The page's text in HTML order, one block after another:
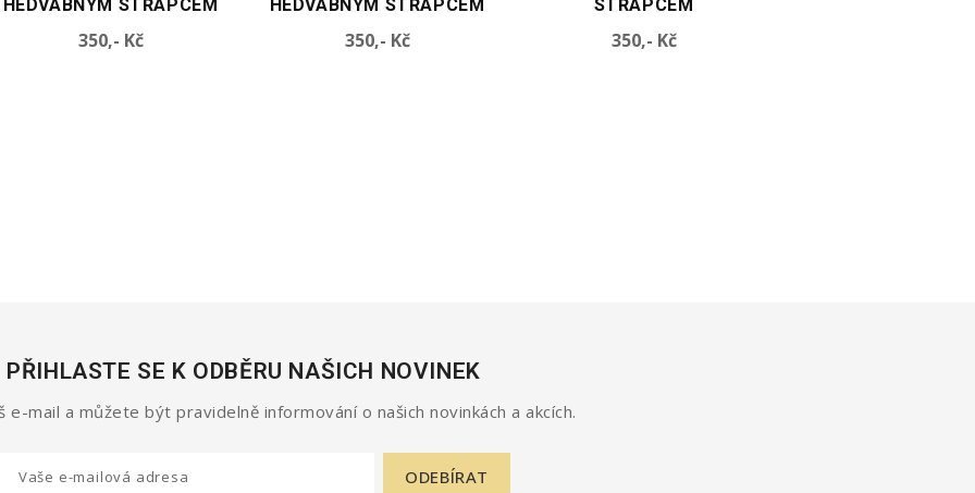
HEDVÁBNÝM STŘAPCEM
350,- KčCena
STŘAPCEM
350,- KčCena
STŘAPCEM
350,- KčCena
PŘIHLASTE SE K ODBĚRU NAŠICH NOVINEK
e-mail a můžete být pravidelně informování o našich novinkách a akcích.